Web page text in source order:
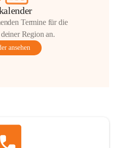
Termine für die
Region an.
ansehen